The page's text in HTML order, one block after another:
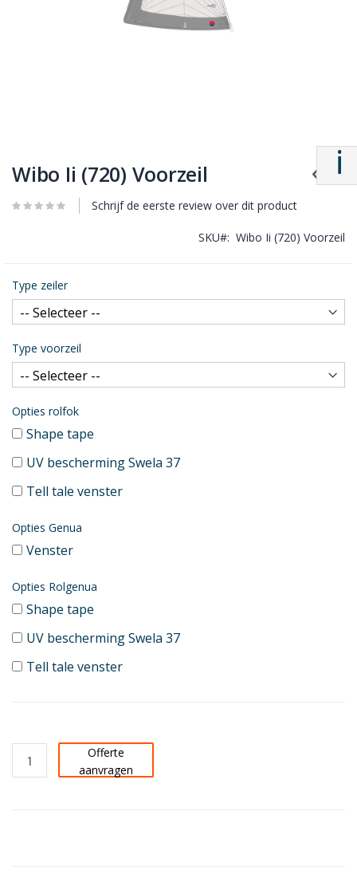
Wibo Ii (720) Voorzeil
Schrijf de eerste review over dit product
SKU Wibo Ii (720) Voorzeil
Type zeiler
Type voorzeil
Opties rolfok
Shape tape
UV bescherming Swela 37
Tell tale venster
Opties Genua
Venster
Opties Rolgenua
Shape tape
UV bescherming Swela 37
Tell tale venster
Offerte
aanvragen